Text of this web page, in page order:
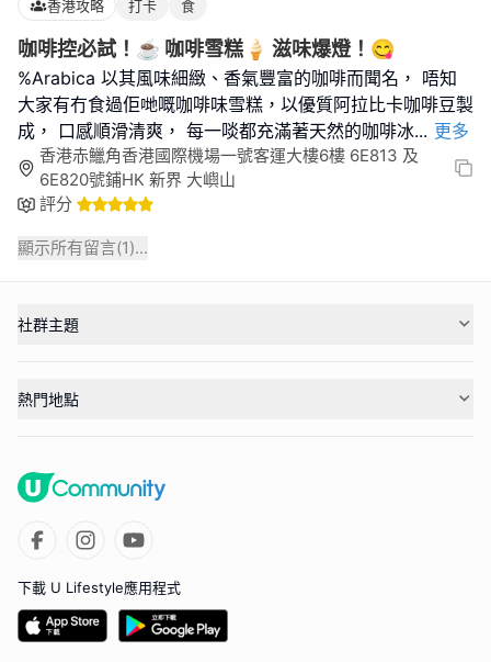
香港攻略 打卡 食
咖啡控必試！☕️ 咖啡雪糕🍦 滋味爆燈！😋
%Arabica 以其風味細緻、香氣豐富的咖啡而聞名， 唔知
大家有冇食過佢哋嘅咖啡味雪糕，以優質阿拉比卡咖啡豆製
成， 口感順滑清爽， 每一啖都充滿著天然的咖啡冰... 更多
香港赤鱲角香港國際機場一號客運大樓6樓 6E813 及
6E820號鋪HK 新界 大嶼山
評分
顯示所有留言(1)...
社群主題
熱門地點
下載 U Lifestyle應用程式